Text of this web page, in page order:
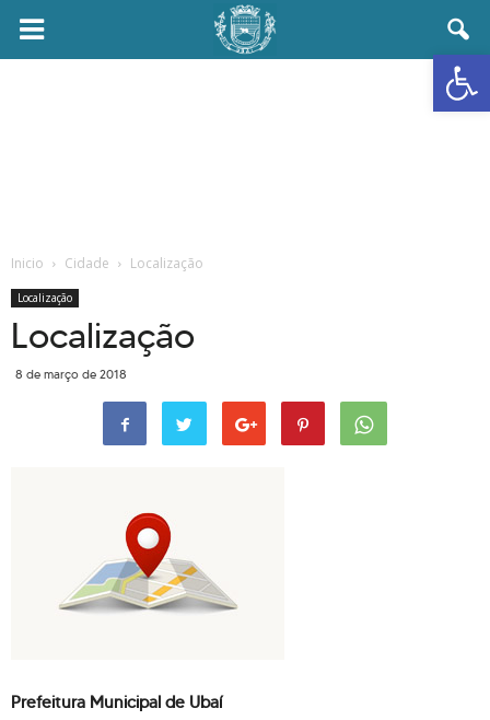
Abrir
Prefeitura
Inicio Cidade Localização
Localização
Localização
8 de março de 2018
Prefeitura Municipal de Ubaí